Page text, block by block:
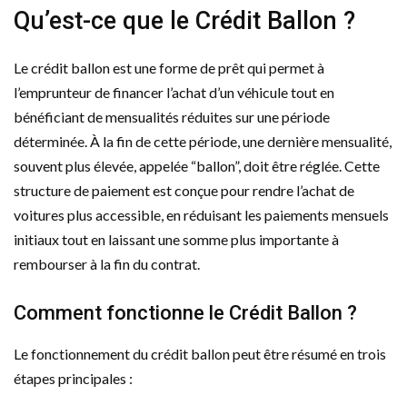
Qu’est-ce que le Crédit Ballon ?
Le crédit ballon est une forme de prêt qui permet à
l’emprunteur de financer l’achat d’un véhicule tout en
bénéficiant de mensualités réduites sur une période
déterminée. À la fin de cette période, une dernière mensualité,
souvent plus élevée, appelée “ballon”, doit être réglée. Cette
structure de paiement est conçue pour rendre l’achat de
voitures plus accessible, en réduisant les paiements mensuels
initiaux tout en laissant une somme plus importante à
rembourser à la fin du contrat.
Comment fonctionne le Crédit Ballon ?
Le fonctionnement du crédit ballon peut être résumé en trois
étapes principales :